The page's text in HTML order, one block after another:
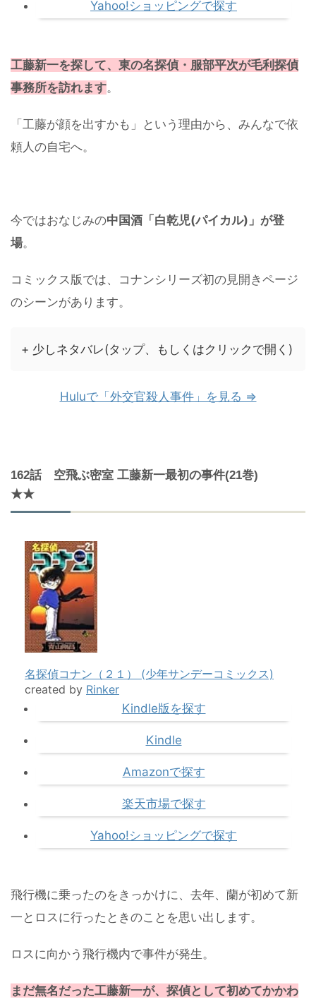
Yahoo!ショッピングで探す
工藤新一を探して、東の名探偵・服部平次が毛利探偵
事務所を訪れます。
「工藤が顔を出すかも」という理由から、みんなで依
頼人の自宅へ。
今ではおなじみの中国酒「白乾児(パイカル)」が登
場。
コミックス版では、コナンシリーズ初の見開きページ
のシーンがあります。
+ 少しネタバレ(タップ、もしくはクリックで開く)
Huluで「外交官殺人事件」を見る ⇒
162話 空飛ぶ密室 工藤新一最初の事件(21巻)
★★
名探偵コナン（２１） (少年サンデーコミックス)
created by Rinker
Kindle版を探す
Kindle
Amazonで探す
楽天市場で探す
Yahoo!ショッピングで探す
飛行機に乗ったのをきっかけに、去年、蘭が初めて新
一とロスに行ったときのことを思い出します。
ロスに向かう飛行機内で事件が発生。
まだ無名だった工藤新一が、探偵として初めてかかわ